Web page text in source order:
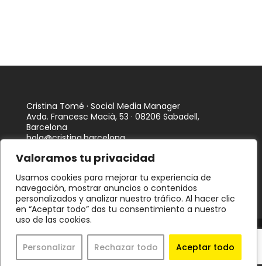
Valoramos tu privacidad
Usamos cookies para mejorar tu experiencia de
navegación, mostrar anuncios o contenidos
personalizados y analizar nuestro tráfico. Al hacer clic
en “Aceptar todo” das tu consentimiento a nuestro
uso de las cookies.
Personalizar Rechazar todo Aceptar todo
Cristina Tomé · Social Media Manager
Avda. Francesc Macià, 53 · 08206 Sabadell,
Barcelona
hola@cristina.barcelona
Política de privacidad·Política de cookies·Declaración
de accesibilidad